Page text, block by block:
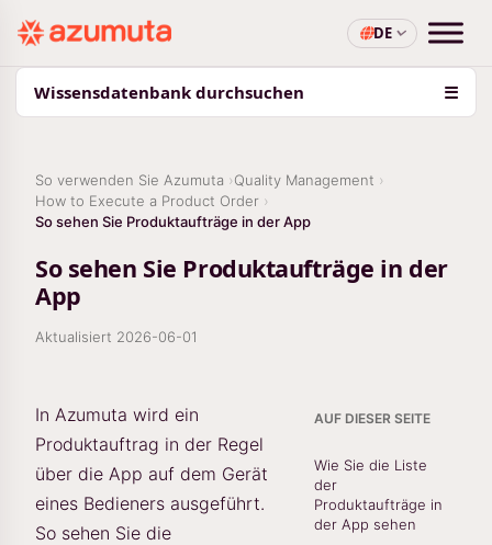
DE
Wissensdatenbank durchsuchen ☰
So verwenden Sie Azumuta
Quality Management
How to Execute a Product Order
So sehen Sie Produktaufträge in der App
So sehen Sie Produktaufträge in der
App
Aktualisiert 2026-06-01
In Azumuta wird ein
Produktauftrag in der Regel
über die App auf dem Gerät
eines Bedieners ausgeführt.
So sehen Sie die
AUF DIESER SEITE
Wie Sie die Liste
der
Produktaufträge in
der App sehen